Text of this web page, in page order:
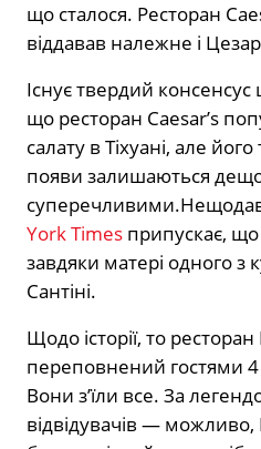
що сталося. Ресторан
віддавав належне і
Існує твердий консенсус
що ресторан Caesar’s
салату в Тіхуані, але
появи залишаються
York Times припускає, що
завдяки матері одного з
Сантіні.
Щодо історії, то
переповнений гостями
Вони з’їли все. За
відвідувачів —